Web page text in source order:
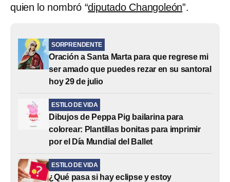
quien lo nombró “diputado Changoleón”.
SORPRENDENTE
Oración a Santa Marta para que regrese mi
ser amado que puedes rezar en su santoral
hoy 29 de julio
ESTILO DE VIDA
Dibujos de Peppa Pig bailarina para
colorear: Plantillas bonitas para imprimir
por el Día Mundial del Ballet
ESTILO DE VIDA
¿Qué pasa si hay eclipse y estoy